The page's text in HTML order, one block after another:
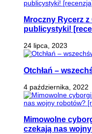
Mroczny Rycerz
publicystyki!
24 lipca, 2023
Otchłań –
4 października, 2022
Mimowolne
czekają nas